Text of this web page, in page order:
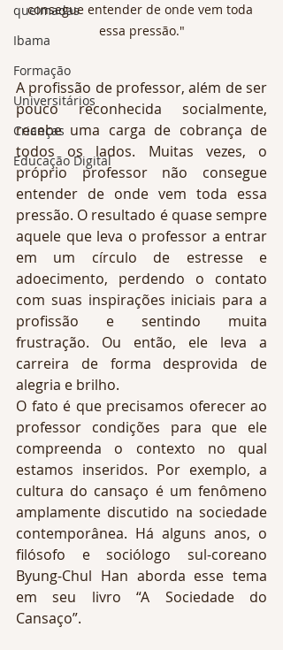
queimadas
Ibama
Formação
Universitários
Crianças
Educação Digital
consegue entender de onde vem toda
essa pressão."
A profissão de professor, além de ser
pouco reconhecida socialmente,
recebe uma carga de cobrança de
todos os lados. Muitas vezes, o
próprio professor não consegue
entender de onde vem toda essa
pressão. O resultado é quase sempre
aquele que leva o professor a entrar
em um círculo de estresse e
adoecimento, perdendo o contato
com suas inspirações iniciais para a
profissão e sentindo muita
frustração. Ou então, ele leva a
carreira de forma desprovida de
alegria e brilho.
O fato é que precisamos oferecer ao
professor condições para que ele
compreenda o contexto no qual
estamos inseridos. Por exemplo, a
cultura do cansaço é um fenômeno
amplamente discutido na sociedade
contemporânea. Há alguns anos, o
filósofo e sociólogo sul-coreano
Byung-Chul Han aborda esse tema
em seu livro “A Sociedade do
Cansaço”.